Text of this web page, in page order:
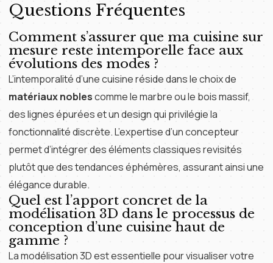
Questions Fréquentes
Comment s’assurer que ma cuisine sur
mesure reste intemporelle face aux
évolutions des modes ?
L’intemporalité d’une cuisine réside dans le choix de
matériaux noblescomme le marbre ou le bois massif,
des lignes épurées et un design qui privilégie la
fonctionnalité discrète. L’expertise d’un concepteur
permet d’intégrer des éléments classiques revisités
plutôt que des tendances éphémères, assurant ainsi une
élégance durable.
Quel est l’apport concret de la
modélisation 3D dans le processus de
conception d’une cuisine haut de
gamme ?
La modélisation 3D est essentielle pour visualiser votre